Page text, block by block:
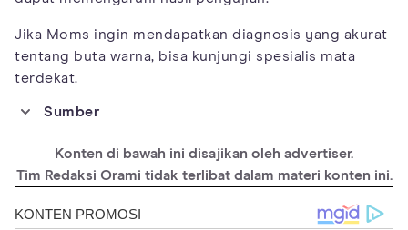
Jika Moms ingin mendapatkan diagnosis yang akurat
tentang buta warna, bisa kunjungi spesialis mata
terdekat.
Sumber
https://www.researchgate.net/publication/7847948_Color_visio
n_tests_for_aviation_Comparison_of_the_anomaloscope_and_t
hree_lantern_types
https://www.healthline.com/health/color-vision-test
Konten di bawah ini disajikan oleh advertiser.
Tim Redaksi Orami tidak terlibat dalam materi konten ini.